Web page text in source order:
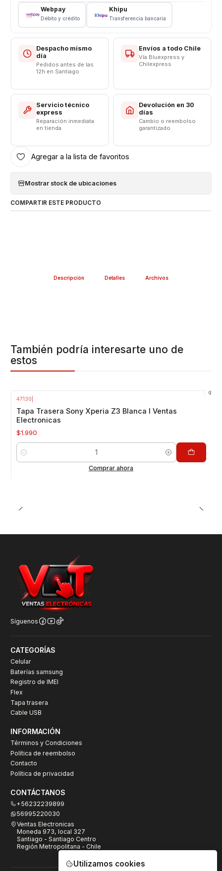
Incluye Pegamento para fácil instalación
Webpay
Débito y crédito
Khipu
Transferencia bancaria
Despacho mismo
día
Pedidos antes de las
12h en Santiago
Envíos a todo Chile
Vía Bluexpress y
Chilexpress
Servicio técnico
express
Reparación inmediata
en tienda
Devolución en 30
días
Cambio o reembolso
garantizado
Agregar a la lista de favoritos
Mostrar stock de ubicaciones
COMPARTIR ESTE PRODUCTO
Descripción Detalles Archivos
También podría interesarte uno de
estos
47130
Tapa Trasera Sony Xperia Z3 Blanca I Ventas
Electronicas
$1.990
Cantidad
Comprar ahora
Síguenos
CATEGORÍAS
Celular
Baterías samsung
Registro de IMEI
Flex
Tapa trasera
Cable USB
INFORMACIÓN
Términos y Condiciones
Política de reembolso
Contacto
Política de privacidad
CONTÁCTANOS
+56232239899
56995220030
Ventas Electronicas
Moneda 973, local 327
Santiago - Santiago Centro
Región Metropolitana - Chile
Utilizamos cookies